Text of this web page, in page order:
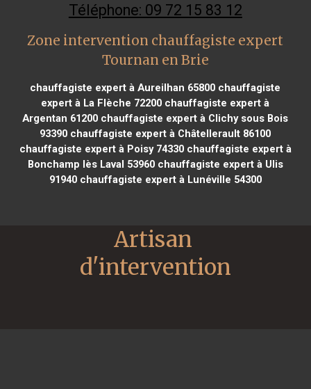
Téléphone: 09 72 15 83 12
Zone intervention chauffagiste expert
Tournan en Brie
chauffagiste expert à Aureilhan 65800 chauffagiste
expert à La Flèche 72200 chauffagiste expert à
Argentan 61200 chauffagiste expert à Clichy sous Bois
93390 chauffagiste expert à Châtellerault 86100
chauffagiste expert à Poisy 74330chauffagiste expert à
Bonchamp lès Laval 53960chauffagiste expert à Ulis
91940chauffagiste expert à Lunéville 54300
Artisan
d'intervention